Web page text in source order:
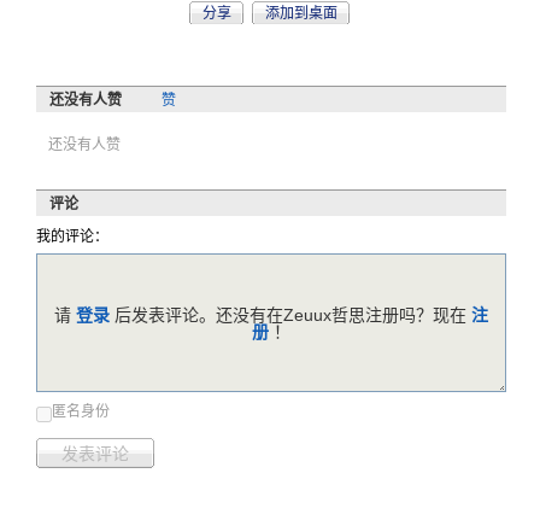
分享 添加到桌面
还没有人赞 赞
还没有人赞
评论
我的评论：
匿名身份
发表评论
请 登录 后发表评论。还没有在Zeuux哲思注册吗？现在 注
册 ！